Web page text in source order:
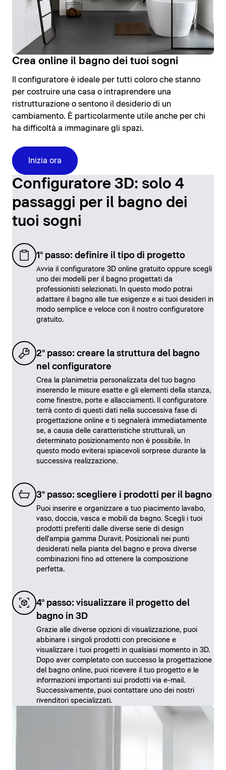
Crea online il bagno dei tuoi sogni
Il configuratore è ideale per tutti coloro che stanno
per costruire una casa o intraprendere una
ristrutturazione o sentono il desiderio di un
cambiamento. È particolarmente utile anche per chi
ha difficoltà a immaginare gli spazi.
Inizia ora
Configuratore 3D: solo 4
passaggi per il bagno dei
tuoi sogni
1° passo: definire il tipo di progetto
Avvia il configuratore 3D online gratuito oppure scegli
uno dei modelli per il bagno progettati da
professionisti selezionati. In questo modo potrai
adattare il bagno alle tue esigenze e ai tuoi desideri in
modo semplice e veloce con il nostro configuratore
gratuito.
2° passo: creare la struttura del bagno
nel configuratore
Crea la planimetria personalizzata del tuo bagno
inserendo le misure esatte e gli elementi della stanza,
come finestre, porte e allacciamenti. Il configuratore
terrà conto di questi dati nella successiva fase di
progettazione online e ti segnalerà immediatamente
se, a causa delle caratteristiche strutturali, un
determinato posizionamento non è possibile. In
questo modo eviterai spiacevoli sorprese durante la
successiva realizzazione.
3° passo: scegliere i prodotti per il bagno
Puoi inserire e organizzare a tuo piacimento lavabo,
vaso, doccia, vasca e mobili da bagno. Scegli i tuoi
prodotti preferiti dalle diverse serie di design
dell'ampia gamma Duravit. Posizionali nei punti
desiderati nella pianta del bagno e prova diverse
combinazioni fino ad ottenere la composizione
perfetta.
4° passo: visualizzare il progetto del
bagno in 3D
Grazie alle diverse opzioni di visualizzazione, puoi
abbinare i singoli prodotti con precisione e
visualizzare i tuoi progetti in qualsiasi momento in 3D.
Dopo aver completato con successo la progettazione
del bagno online, puoi ricevere il tuo progetto e le
informazioni importanti sui prodotti via e-mail.
Successivamente, puoi contattare uno dei nostri
rivenditori specializzati.